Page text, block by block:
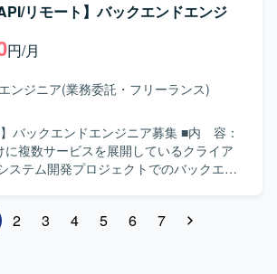
リモート】バックエンドエンジ
円/月
ンジニア(業務委託・フリーランス)
バックエンドエンジニア募集 ■内 容：
複数サービスを展開しているクライア
ステム開発プロジェクトでのバックエン
の日々の業務をサポートし、 質の高い支
ロジーで後押しをすることが私たちのミ
体的には ・実装仕様の策定 ・REST API
2 3 4 5 6 7